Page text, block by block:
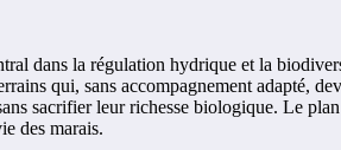
dans la régulation hydrique et la
qui, sans accompagnement adapté,
sacrifier leur richesse biologique. Le
des marais.